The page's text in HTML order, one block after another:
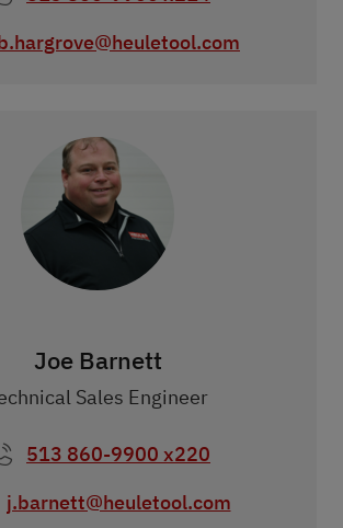
Joe Barnett
Sales Engineer
513 860-9900 x220
j.barnett@heuletool.com